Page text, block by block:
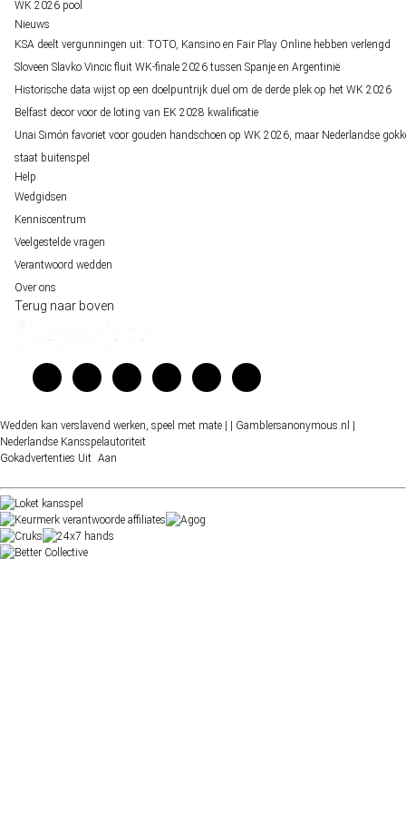
WK 2026 pool
Nieuws
KSA deelt vergunningen uit: TOTO, Kansino en Fair Play Online hebben verlengd
Sloveen Slavko Vincic fluit WK-finale 2026 tussen Spanje en Argentinië
Historische data wijst op een doelpuntrijk duel om de derde plek op het WK 2026
Belfast decor voor de loting van EK 2028 kwalificatie
Unai Simón favoriet voor gouden handschoen op WK 2026, maar Nederlandse
staat buitenspel
Help
Wedgidsen
Kenniscentrum
Veelgestelde vragen
Verantwoord wedden
Over ons
Terug naar boven
Wedden kan verslavend werken, speel met mate | | Gamblersanonymous.nl
Nederlandse Kansspelautoriteit
Gokadvertenties Uit Aan